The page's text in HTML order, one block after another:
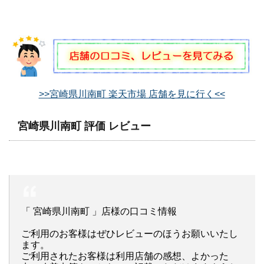
>>宮崎県川南町 楽天市場 店舗を見に行く<<
宮崎県川南町 評価 レビュー
「 宮崎県川南町 」店様の口コミ情報
ご利用のお客様はぜひレビューのほうお願いいたし
ます。
ご利用されたお客様は利用店舗の感想、よかった